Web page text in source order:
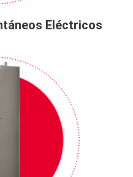
Eléctricos